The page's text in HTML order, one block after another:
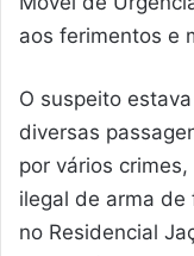
aos ferimentos e
O suspeito
diversas
por vários
ilegal de arma de
no Residencial